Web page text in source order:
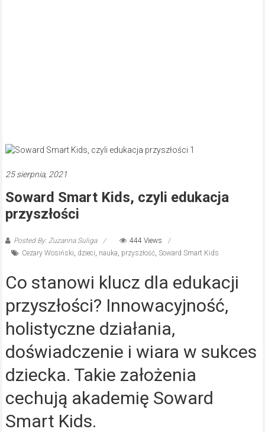
25 sierpnia, 2021
Soward Smart Kids, czyli edukacja
przyszłości
Posted By: Zuzanna Suliga
444 Views
Cezary Wosiński, dzieci, nauka, przyszłość, Soward Smart Kids
Co stanowi klucz dla edukacji
przyszłości? Innowacyjność,
holistyczne działania,
doświadczenie i wiara w sukces
dziecka. Takie założenia
cechują akademię Soward
Smart Kids.